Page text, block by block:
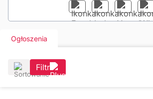
Ogłoszenia
Filtr